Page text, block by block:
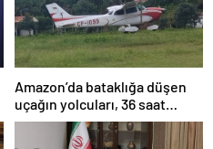
Amazon’da bataklığa düşen
uçağın yolcuları, 36 saat
kurtarılmayı bekledi